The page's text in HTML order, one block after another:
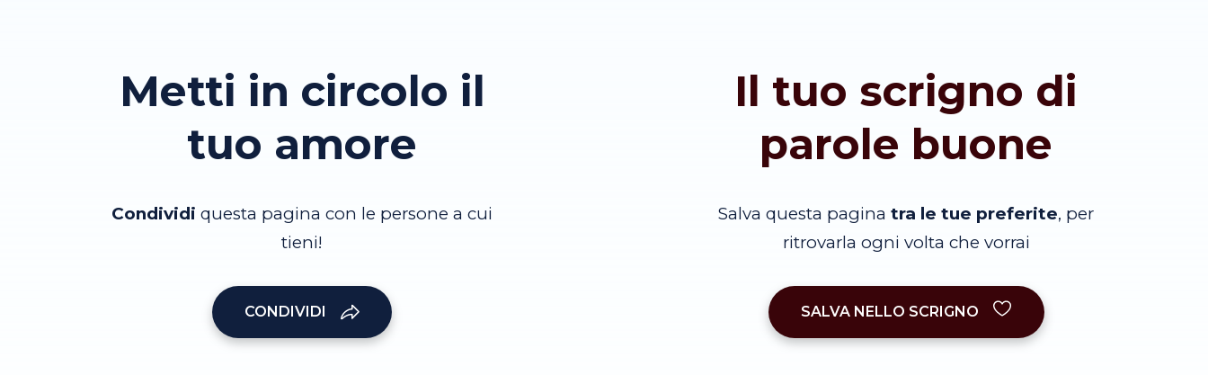
Metti in circolo il
tuo amore
Condividi questa pagina con le persone a cui
tieni!
CONDIVIDI
Il tuo scrigno di
parole buone
Salva questa pagina tra le tue preferite, per
ritrovarla ogni volta che vorrai
SALVA NELLO SCRIGNO